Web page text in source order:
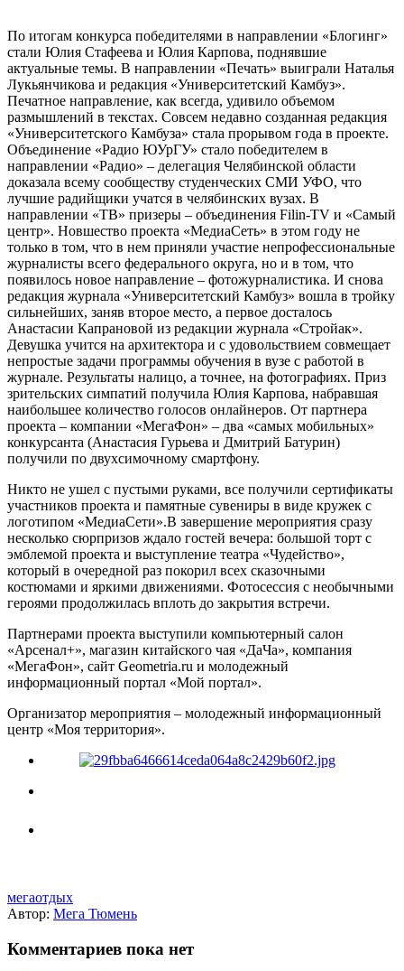
По итогам конкурса победителями в направлении «Блогинг»
стали Юлия Стафеева и Юлия Карпова, поднявшие
актуальные темы. В направлении «Печать» выиграли Наталья
Лукьянчикова и редакция «Университетский Камбуз».
Печатное направление, как всегда, удивило объемом
размышлений в текстах. Совсем недавно созданная редакция
«Университетского Камбуза» стала прорывом года в проекте.
Объединение «Радио ЮУрГУ» стало победителем в
направлении «Радио» – делегация Челябинской области
доказала всему сообществу студенческих СМИ УФО, что
лучшие радийщики учатся в челябинских вузах. В
направлении «ТВ» призеры – объединения Filin-TV и «Самый
центр». Новшество проекта «МедиаСеть» в этом году не
только в том, что в нем приняли участие непрофессиональные
журналисты всего федерального округа, но и в том, что
появилось новое направление – фотожурналистика. И снова
редакция журнала «Университетский Камбуз» вошла в тройку
сильнейших, заняв второе место, а первое досталось
Анастасии Капрановой из редакции журнала «Стройак».
Девушка учится на архитектора и с удовольствием совмещает
непростые задачи программы обучения в вузе с работой в
журнале. Результаты налицо, а точнее, на фотографиях. Приз
зрительских симпатий получила Юлия Карпова, набравшая
наибольшее количество голосов онлайнеров. От партнера
проекта – компании «МегаФон» – два «самых мобильных»
конкурсанта (Анастасия Гурьева и Дмитрий Батурин)
получили по двухсимочному смартфону.
Никто не ушел с пустыми руками, все получили сертификаты
участников проекта и памятные сувениры в виде кружек с
логотипом «МедиаСети».В завершение мероприятия сразу
несколько сюрпризов ждало гостей вечера: большой торт с
эмблемой проекта и выступление театра «Чудейство»,
который в очередной раз покорил всех сказочными
костюмами и яркими движениями. Фотосессия с необычными
героями продолжилась вплоть до закрытия встречи.
Партнерами проекта выступили компьютерный салон
«Арсенал+», магазин китайского чая «ДаЧа», компания
«МегаФон», сайт Geometria.ru и молодежный
информационный портал «Мой портал».
Организатор мероприятия – молодежный информационный
центр «Моя территория».
мегаотдых
Автор: Мега Тюмень
Комментариев пока нет